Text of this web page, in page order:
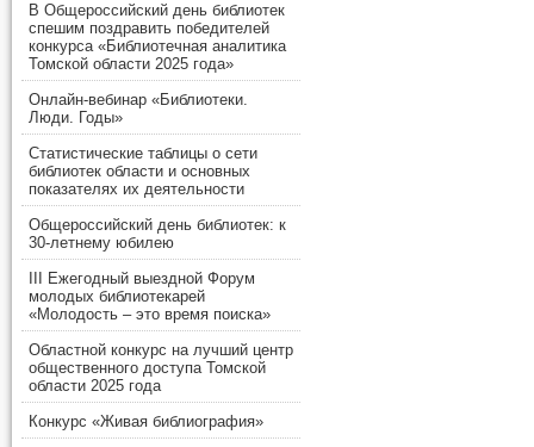
В Общероссийский день библиотек
спешим поздравить победителей
конкурса «Библиотечная аналитика
Томской области 2025 года»
Онлайн-вебинар «Библиотеки.
Люди. Годы»
Статистические таблицы о сети
библиотек области и основных
показателях их деятельности
Общероссийский день библиотек: к
30-летнему юбилею
III Ежегодный выездной Форум
молодых библиотекарей
«Молодость – это время поиска»
Областной конкурс на лучший центр
общественного доступа Томской
области 2025 года
Конкурс «Живая библиография»